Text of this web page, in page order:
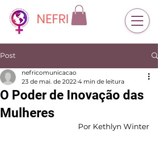
NEFRI
Post
O Poder de Inovação das
Mulheres
nefricomunicacao
23 de mai. de 2022 4 min de leitura
Por Kethlyn Winter